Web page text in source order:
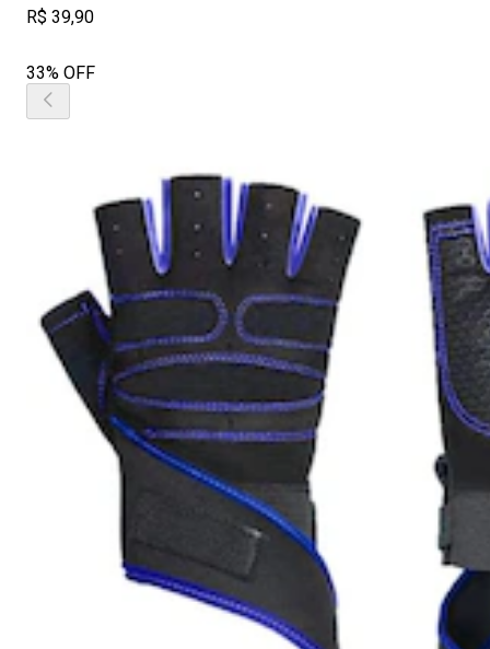
R$ 39,90
33% OFF